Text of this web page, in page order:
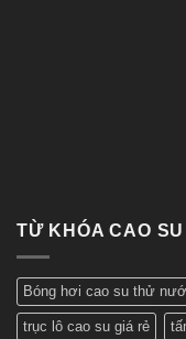
TỪ KHÓA CAO SU
Bóng hơi cao su thử
trục lô cao su giá rẻ